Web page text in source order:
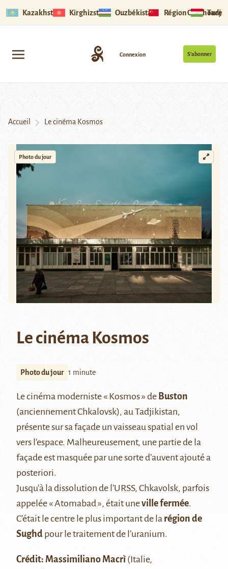
Kazakhstan Kirghizstan Ouzbékistan Région Ouïghoure
S’abonner
Connexion
Accueil Le cinéma Kosmos
Photo du jour
Le cinéma Kosmos
Photo du jour 1 minute
Le cinéma moderniste « Kosmos » de Buston
(anciennement Chkalovsk), au Tadjikistan,
présente sur sa façade un vaisseau spatial en vol
vers l’espace. Malheureusement, une partie de la
façade est masquée par une sorte d’auvent ajouté a
posteriori.
Jusqu’à la dissolution de l’URSS, Chkavolsk, parfois
appelée « Atomabad », était uneville fermée.
C’était le centre le plus important de la région de
Sughd pour le traitement de l’uranium.
Crédit: Massimiliano Macrì (Italie,